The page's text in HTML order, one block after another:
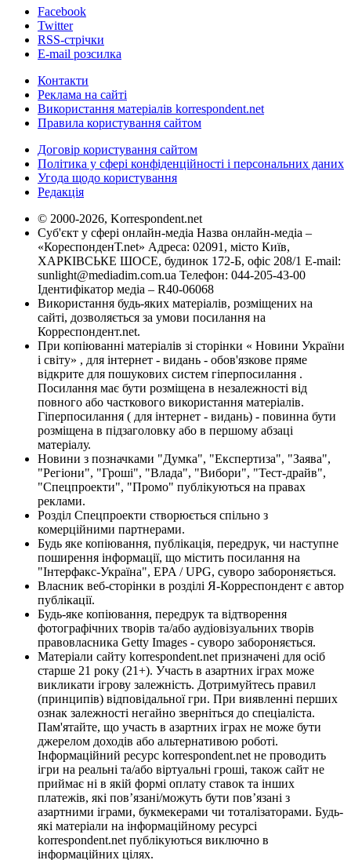
Facebook
Twitter
RSS-стрічки
E-mail розсилка
Контакти
Реклама на сайті
Використання матеріалів korrespondent.net
Правила користування сайтом
Договір користування сайтом
Політика у сфері конфіденційності і персональних даних
Угода щодо користування
Редакція
© 2000-2026, Korrespondent.net
Суб'єкт у сфері онлайн-медіа Назва онлайн-медіа –
«КореспонденТ.net» Адреса: 02091, місто Київ,
ХАРКІВСЬКЕ ШОСЕ, будинок 172-Б, офіс 208/1 E-mail:
sunlight@mediadim.com.ua Телефон: 044-205-43-00
Ідентифікатор медіа – R40-06068
Використання будь-яких матеріалів, розміщених на
сайті, дозволяється за умови посилання на
Корреспондент.net.
При копіюванні матеріалів зі сторінки « Новини України
і світу» , для інтернет - видань - обов'язкове пряме
відкрите для пошукових систем гіперпосилання .
Посилання має бути розміщена в незалежності від
повного або часткового використання матеріалів.
Гіперпосилання ( для інтернет - видань) - повинна бути
розміщена в підзаголовку або в першому абзаці
матеріалу.
Новини з позначками "Думка", "Експертиза", "Заява",
"Регіони", "Гроші", "Влада", "Вибори", "Тест-драйв",
"Спецпроекти", "Промо" публікуються на правах
реклами.
Розділ Спецпроекти створюється спільно з
комерційними партнерами.
Будь яке копіювання, публікація, передрук, чи наступне
поширення інформації, що містить посилання на
"Інтерфакс-Україна", EPA / UPG, суворо забороняється.
Власник веб-сторінки в розділі Я-Корреспондент є автор
публікації.
Будь-яке копіювання, передрук та відтворення
фотографічних творів та/або аудіовізуальних творів
правовласника Getty Images - суворо забороняється.
Матеріали сайту korrespondent.net призначені для осіб
старше 21 року (21+). Участь в азартних іграх може
викликати ігрову залежність. Дотримуйтесь правил
(принципів) відповідальної гри. При виявленні перших
ознак залежності негайно зверніться до спеціаліста.
Пам'ятайте, що участь в азартних іграх не може бути
джерелом доходів або альтернативою роботі.
Інформаційний ресурс korrespondent.net не проводить
ігри на реальні та/або віртуальні гроші, також сайт не
приймає ні в якій формі оплату ставок та інших
платежів, які пов’язані/можуть бути пов’язані з
азартними іграми, букмекерами чи тоталізаторами. Будь-
які матеріали на інформаційному ресурсі
korrespondent.net публікуються виключно в
інформаційних цілях.